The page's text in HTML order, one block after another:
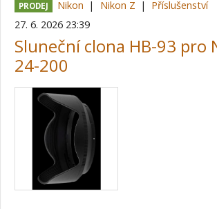
PRODEJ Nikon Nikon Z
Příslušenství
27. 6. 2026 23:39
Sluneční clona HB-93 pro
24-200